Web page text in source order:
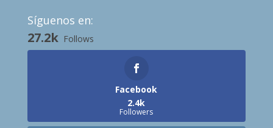
Síguenos en:
27.2k Follows
Facebook
2.4k
Followers